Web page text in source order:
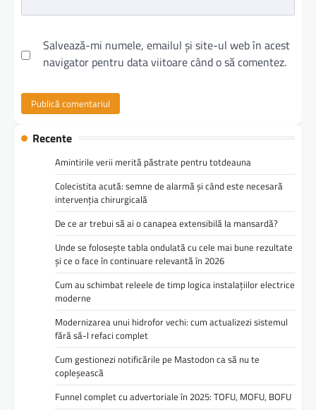
Salvează-mi numele, emailul și site-ul web în acest
navigator pentru data viitoare când o să comentez.
Recente
Amintirile verii merită păstrate pentru totdeauna
Colecistita acută: semne de alarmă și când este necesară
intervenția chirurgicală
De ce ar trebui să ai o canapea extensibilă la mansardă?
Unde se folosește tabla ondulată cu cele mai bune rezultate
și ce o face în continuare relevantă în 2026
Cum au schimbat releele de timp logica instalațiilor electrice
moderne
Modernizarea unui hidrofor vechi: cum actualizezi sistemul
fără să-l refaci complet
Cum gestionezi notificările pe Mastodon ca să nu te
copleșească
Funnel complet cu advertoriale în 2025: TOFU, MOFU, BOFU